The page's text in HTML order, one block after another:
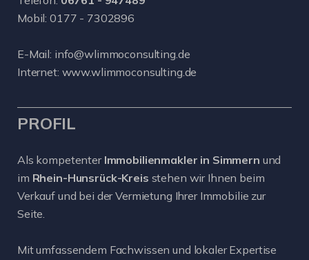
Mobil: 0177 - 7302896
E-Mail: info@wlimmoconsulting.de
Internet: www.wlimmoconsulting.de
PROFIL
Als kompetenter Immobilienmakler in Simmern und
im Rhein-Hunsrück-Kreis stehen wir Ihnen beim
Verkauf und bei der Vermietung Ihrer Immobilie zur
Seite.
Mit umfassendem Fachwissen und lokaler Expertise